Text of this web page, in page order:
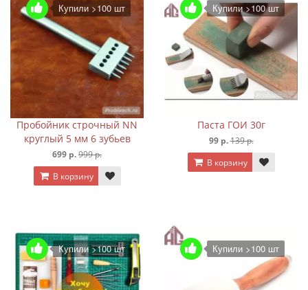
Купили >100 шт
Пробойник строчный NN
круглый 5 мм 6 зубьев
699 р.999 р.
В корзину
Купили >100 шт
Паста ГОИ 30г
99 р.139 р.
В корзину
Купили >100 шт Купили >100 шт